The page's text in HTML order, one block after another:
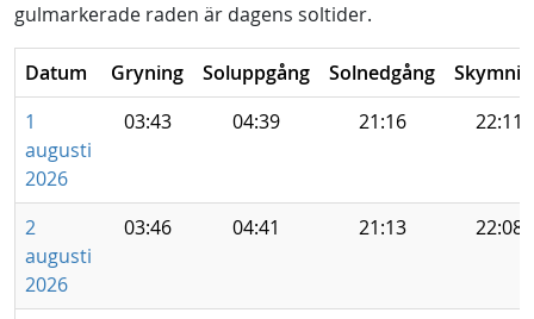
gulmarkerade raden är dagens soltider.
Datum Gryning Soluppgång Solnedgång
1
augusti
2026
03:43 04:39 21:16 22:11
2
augusti
2026
03:46 04:41 21:13 22:08